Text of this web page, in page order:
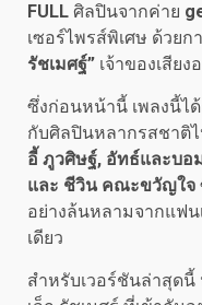
FULL ศิลปินจากค่าย
เซอร์ไพรส์พิเศษ ด้วย
รัชเมศฐ์” เจ้าของเสีย
ซึ่งก่อนหน้านี้ เพลงนี้ไ
กับศิลปินหลากรสชาติไ
อี้ ภูวศิษฐ์, อัทธ์และบอ
และ ชีวิน คณะขวัญใจ
อย่างล้นหลามจากแฟ
เดียว
สำหรับเวอร์ชันล่าสุดนี้